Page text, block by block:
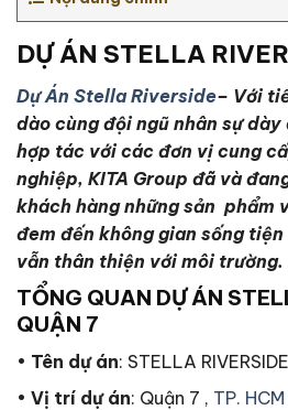
DỰ ÁN STELLA
Dự Án Stella Riverside– Với
dào cùng đội ngũ nhân sự
hợp tác với các đơn vị cung
nghiệp, KITA Group đã và
khách hàng những sản phẩm
đem đến không gian sống
vẫn thân thiện với môi trường.
TỔNG QUAN DỰ ÁN
QUẬN 7
• Tên dự án: STELLA RIVERSIDE
• Vị trí dự án: Quận 7 , TP. HCM